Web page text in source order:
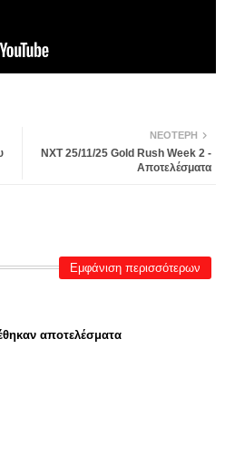
ΝΕΌΤΕΡΗ
NXT 25/11/25 Gold Rush Week 2 -
Αποτελέσματα
Εμφάνιση περισσότερων
αποτελέσματα